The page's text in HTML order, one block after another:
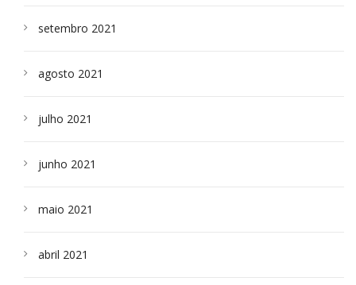
setembro 2021
agosto 2021
julho 2021
junho 2021
maio 2021
abril 2021